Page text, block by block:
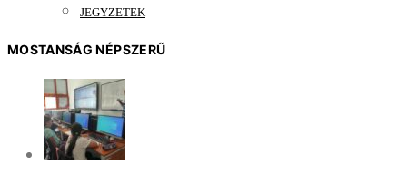
JEGYZETEK
MOSTANSÁG NÉPSZERŰ